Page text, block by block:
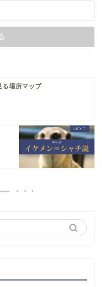
る場所マップ